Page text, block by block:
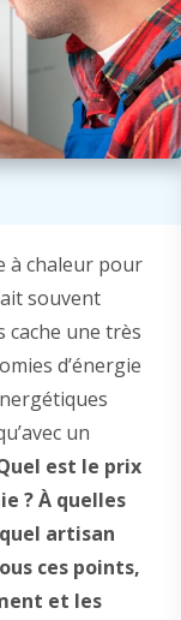
à chaleur pour
souvent
cache une très
d’énergie
un
est le prix
? À quelles
artisan
ces points,
et les